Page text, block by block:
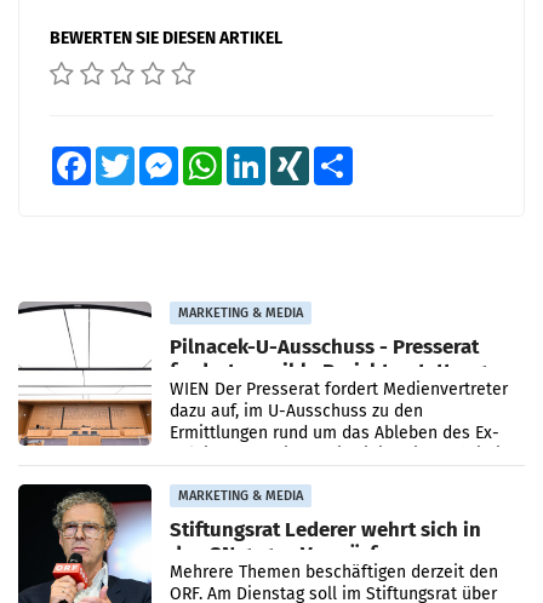
BEWERTEN SIE DIESEN ARTIKEL
FacebookTwitter MessengerWhatsAppLinkedInXING
MARKETING & MEDIA
Pilnacek-U-Ausschuss - Presserat
fordert sensible Berichterstattung
WIEN Der Presserat fordert Medienvertreter
dazu auf, im U-Ausschuss zu den
Ermittlungen rund um das Ableben des Ex-
MARKETING & MEDIA
Stiftungsrat Lederer wehrt sich in
den SN gegen Vorwürfe
Mehrere Themen beschäftigen derzeit den
ORF. Am Dienstag soll im Stiftungsrat über